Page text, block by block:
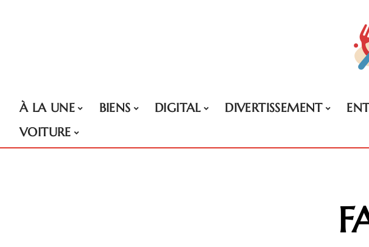
À LA UNE BIENS DIGITAL DIVERTISSEMENT
VOITURE